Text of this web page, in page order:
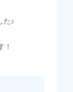
た♪
！